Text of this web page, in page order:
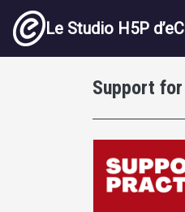
Aller au contenu principal
Le Studio H5P
Support